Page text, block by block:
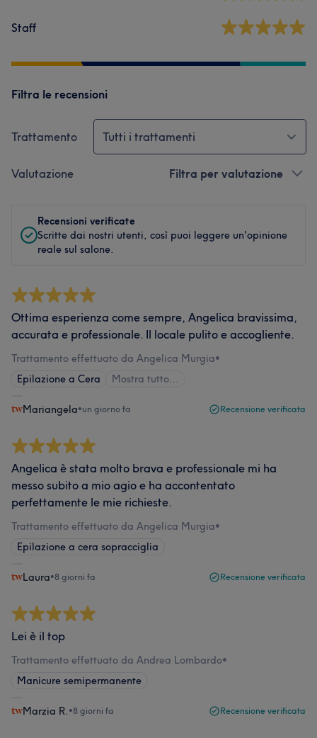
Staff
Filtra le recensioni
Trattamento Tutti i trattamenti
Valutazione Filtra per valutazione
Recensioni verificate
Scritte dai nostri utenti, così puoi leggere un'opinione
reale sul salone.
Ottima esperienza come sempre, Angelica bravissima,
accurata e professionale. Il locale pulito e accogliente.
Trattamento effettuato da Angelica Murgia•
Epilazione a Cera
Mostra tutto…
Mariangela•un giorno fa Recensione verificata
Angelica è stata molto brava e professionale mi ha
messo subito a mio agio e ha accontentato
perfettamente le mie richieste.
Trattamento effettuato da Angelica Murgia•
Epilazione a cera sopracciglia
Laura•8 giorni fa Recensione verificata
Lei è il top
Trattamento effettuato da Andrea Lombardo•
Manicure semipermanente
Marzia R. •8 giorni fa Recensione verificata